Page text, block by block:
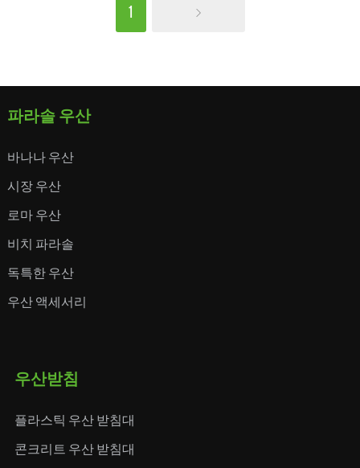
1
파라솔 우산
바나나 우산
시장 우산
로마 우산
비치 파라솔
독특한 우산
우산 액세서리
우산받침
플라스틱 우산 받침대
콘크리트 우산 받침대